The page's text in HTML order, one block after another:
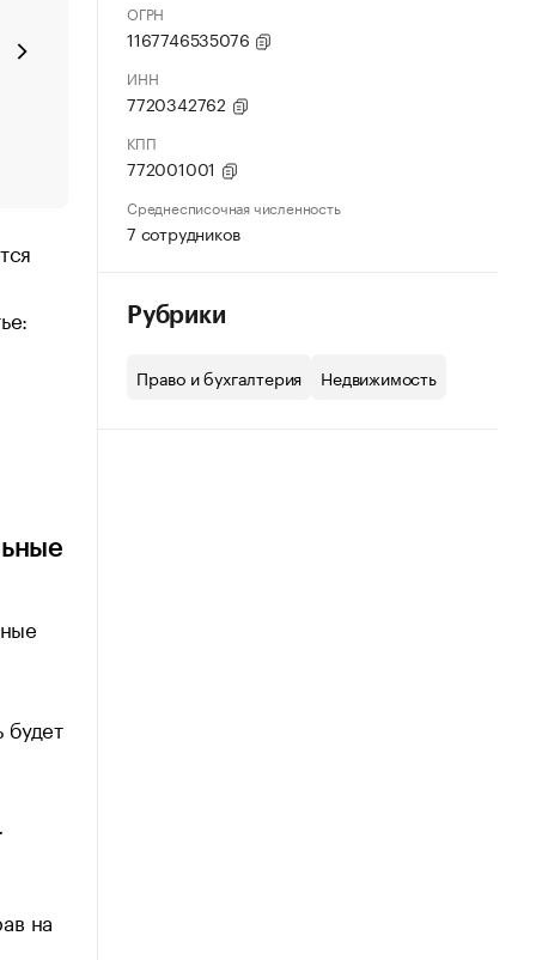
на
ОГРН
1167746535076
ИНН
7720342762
КПП
772001001
Среднесписочная численность
7 сотрудников
Рубрики
Право и бухгалтерия Недвижимость